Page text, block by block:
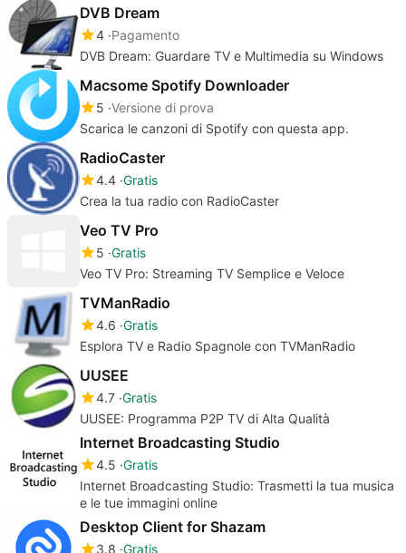
DVB Dream
4 Pagamento
DVB Dream: Guardare TV e Multimedia su Windows
Macsome Spotify Downloader
5 Versione di prova
Scarica le canzoni di Spotify con questa app.
RadioCaster
4.4 Gratis
Crea la tua radio con RadioCaster
Veo TV Pro
5 Gratis
Veo TV Pro: Streaming TV Semplice e Veloce
TVManRadio
4.6 Gratis
Esplora TV e Radio Spagnole con TVManRadio
UUSEE
4.7 Gratis
UUSEE: Programma P2P TV di Alta Qualità
Internet Broadcasting Studio
4.5 Gratis
Internet Broadcasting Studio: Trasmetti la tua musica
e le tue immagini online
Desktop Client for Shazam
3.8 Gratis